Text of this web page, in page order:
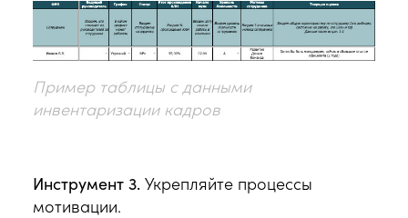
Пример таблицы с данными
инвентаризации кадров
Инструмент 3. Укрепляйте процессы
мотивации.